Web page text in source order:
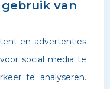
van
en advertenties
social media te
te analyseren.